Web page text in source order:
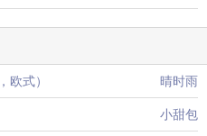
欧式） 晴时雨
小甜包